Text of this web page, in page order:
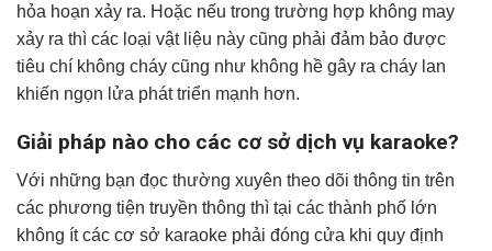
hỏa hoạn xảy ra. Hoặc nếu trong trường hợp không may
xảy ra thì các loại vật liệu này cũng phải đảm bảo được
tiêu chí không cháy cũng như không hề gây ra cháy lan
khiến ngọn lửa phát triển mạnh hơn.
Giải pháp nào cho các cơ sở dịch vụ karaoke?
Với những bạn đọc thường xuyên theo dõi thông tin trên
các phương tiện truyền thông thì tại các thành phố lớn
không ít các cơ sở karaoke phải đóng cửa khi quy định